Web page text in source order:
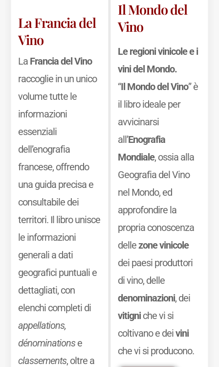
La Francia del
Vino
La Francia del Vino
raccoglie in un unico
volume tutte le
informazioni
essenziali
dell’enografia
francese, offrendo
una guida precisa e
consultabile dei
territori. Il libro unisce
le informazioni
generali a dati
geografici puntuali e
dettagliati, con
elenchi completi di
appellations,
dénominationse
classements, oltre a
Il Mondo del
Vino
Le regioni vinicole e i
vini del Mondo.
“Il Mondo del Vino” è
il libro ideale per
avvicinarsi
all’Enografia
Mondiale, ossia alla
Geografia del Vino
nel Mondo, ed
approfondire la
propria conoscenza
dellezone vinicole
dei paesi produttori
di vino, delle
denominazioni, dei
vitigniche vi si
coltivano e deivini
che vi si producono.